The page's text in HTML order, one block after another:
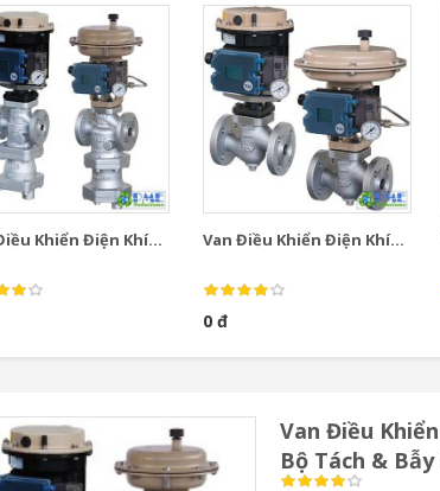
Khiển Điện Khí... Van Điều Khiển Điện Khí...
0 đ
Van Điều
Bộ Tách &